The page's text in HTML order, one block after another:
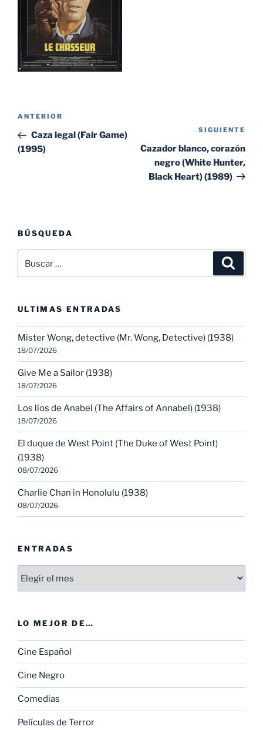
Navegación
entradas
Entrada
anterior:
ANTERIOR
Caza legal (Fair Game)
(1995)
SIGUIENTE
Cazador blanco, corazón
negro (White Hunter,
Black Heart) (1989)
BÚSQUEDA
por:
ULTIMAS ENTRADAS
Mister Wong, detective (Mr. Wong, Detective) (1938)
18/07/2026
Give Me a Sailor (1938)
18/07/2026
Los líos de Anabel (The Affairs of Annabel) (1938)
18/07/2026
El duque de West Point (The Duke of West Point)
(1938)
08/07/2026
Charlie Chan in Honolulu (1938)
08/07/2026
ENTRADAS
LO MEJOR DE…
Cine Español
Cine Negro
Comedias
Películas de Terror